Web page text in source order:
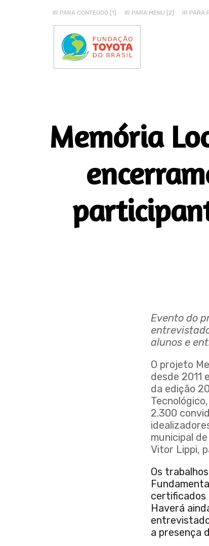
IR PARA CONTEÚDO [1] IR PARA MENU [2] IR PARA
Memória
Evento do
alunos e
O projeto
desde 2011
da edição
2.300
municipal
Vitor Lippi,
Os
certificados
Haverá
a presença